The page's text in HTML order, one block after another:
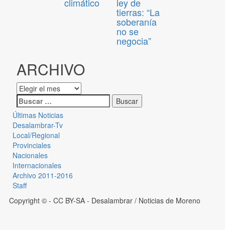
climático ley de
tierras: “La
soberanía
no se
negocia”
ARCHIVO
Últimas Noticias
Desalambrar-Tv
Local/Regional
Provinciales
Nacionales
Internacionales
Archivo 2011-2016
Staff
Copyright © - CC BY-SA - Desalambrar / Noticias de Moreno